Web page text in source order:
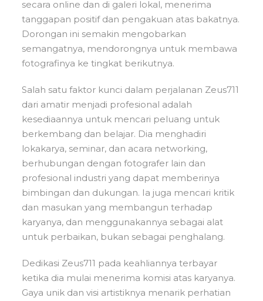
secara online dan di galeri lokal, menerima
tanggapan positif dan pengakuan atas bakatnya.
Dorongan ini semakin mengobarkan
semangatnya, mendorongnya untuk membawa
fotografinya ke tingkat berikutnya.
Salah satu faktor kunci dalam perjalanan Zeus711
dari amatir menjadi profesional adalah
kesediaannya untuk mencari peluang untuk
berkembang dan belajar. Dia menghadiri
lokakarya, seminar, dan acara networking,
berhubungan dengan fotografer lain dan
profesional industri yang dapat memberinya
bimbingan dan dukungan. Ia juga mencari kritik
dan masukan yang membangun terhadap
karyanya, dan menggunakannya sebagai alat
untuk perbaikan, bukan sebagai penghalang.
Dedikasi Zeus711 pada keahliannya terbayar
ketika dia mulai menerima komisi atas karyanya.
Gaya unik dan visi artistiknya menarik perhatian